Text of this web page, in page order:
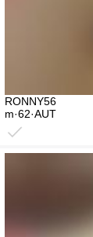
RONNY56
m·62·AUT